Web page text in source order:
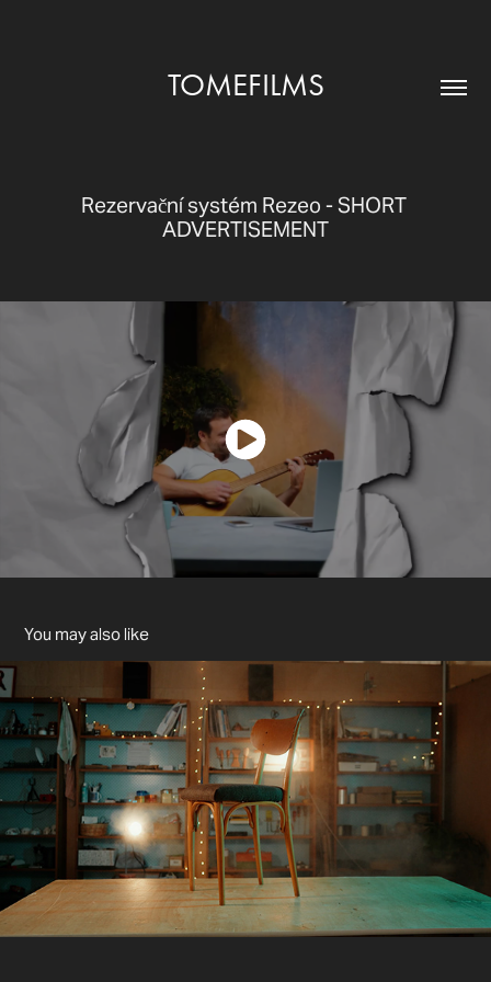
TOMEFILMS
Rezervační systém Rezeo - SHORT
ADVERTISEMENT
You may also like
Čalounictví NaMěko
2024